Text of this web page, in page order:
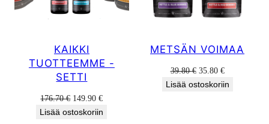
KAIKKI
TUOTTEEMME -
SETTI
176.70€ Alkuperäinen
hinta
149.90€Nykyinen
hinta
Lisää ostoskoriin
METSÄN VOIMAA
39.80€ Alkuperäinen
hinta
35.80 €Nykyinen
hinta
Lisää ostoskoriin